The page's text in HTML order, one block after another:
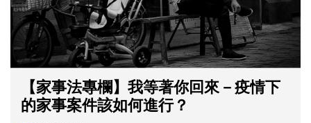
【家事法專欄】我等著你回來－疫情下
的家事案件該如何進行？